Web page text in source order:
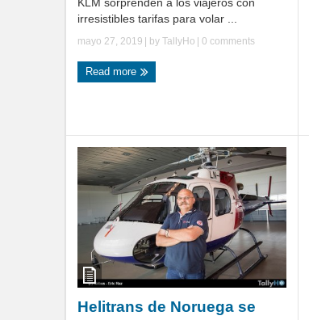
irresistibles tarifas para volar ...
mayo 27, 2019 | by TallyHo 0 comments
Read more
Helitrans de Noruega se